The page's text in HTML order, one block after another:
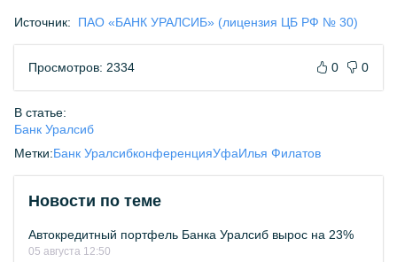
Источник: ПАО «БАНК УРАЛСИБ» (лицензия ЦБ РФ № 30)
Просмотров: 2334 0 0
В статье:
Банк Уралсиб
Метки:Банк УралсибконференцияУфаИлья Филатов
Новости по теме
Автокредитный портфель Банка Уралсиб вырос на 23%
05 августа 12:50